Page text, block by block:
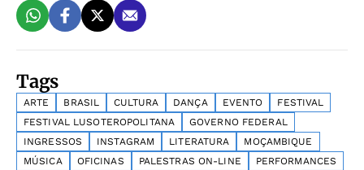
Tags
ARTE BRASIL CULTURA DANÇA EVENTO
FESTIVAL
FESTIVAL LUSOTEROPOLITANA
GOVERNO FEDERAL
INGRESSOS
INSTAGRAM LITERATURA
MOÇAMBIQUE
MÚSICA
OFICINAS PALESTRAS ON-LINE
PERFORMANCES